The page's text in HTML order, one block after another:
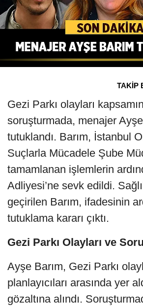
TAKİP
Gezi Parkı olayları
soruşturmada, menajer
tutuklandı. Barım, İstanbul
Suçlarla Mücadele Şube
tamamlanan işlemlerin
Adliyesi’ne sevk edildi.
geçirilen Barım, ifadesinin
tutuklama kararı çıktı.
Gezi Parkı Olayları ve
Ayşe Barım, Gezi Parkı
planlayıcıları arasında yer
gözaltına alındı.